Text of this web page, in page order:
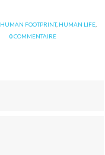
HUMAN FOOTPRINT, HUMAN LIFE,
0COMMENTAIRE